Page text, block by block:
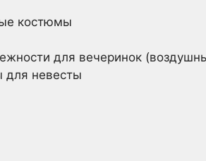
костюмы
для вечеринок
для невесты